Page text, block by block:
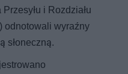
i Rozdziału
odnotowali wyraźny
słoneczną.